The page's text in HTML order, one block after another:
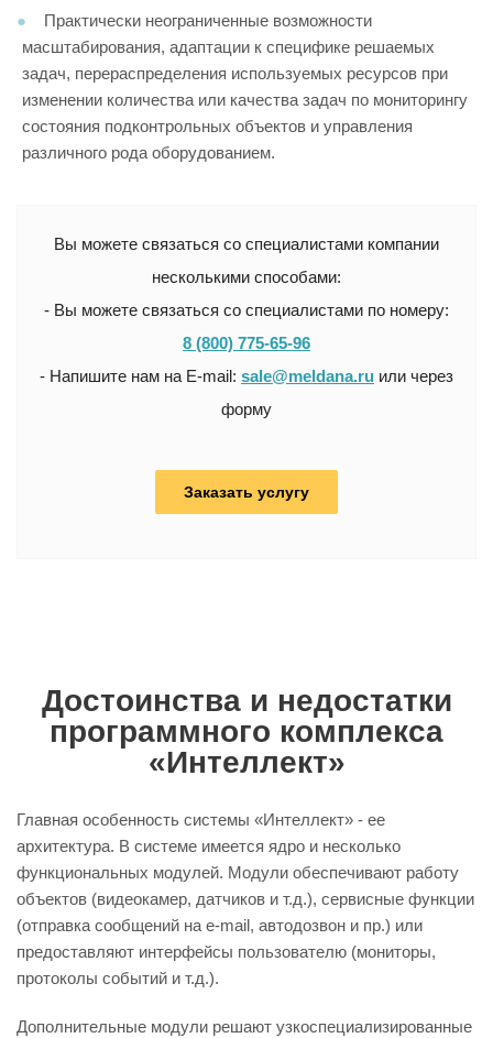
Практически неограниченные возможности
масштабирования, адаптации к специфике решаемых
задач, перераспределения используемых ресурсов при
изменении количества или качества задач по мониторингу
состояния подконтрольных объектов и управления
различного рода оборудованием.
Вы можете связаться со специалистами компании
несколькими способами:
- Вы можете связаться со специалистами по номеру:
8 (800) 775-65-96
- Напишите нам на E-mail: sale@meldana.ru или через
форму
Заказать услугу
Достоинства и недостатки
программного комплекса
«Интеллект»
Главная особенность системы «Интеллект» - ее
архитектура. В системе имеется ядро и несколько
функциональных модулей. Модули обеспечивают работу
объектов (видеокамер, датчиков и т.д.), сервисные функции
(отправка сообщений на e-mail, автодозвон и пр.) или
предоставляют интерфейсы пользователю (мониторы,
протоколы событий и т.д.).
Дополнительные модули решают узкоспециализированные